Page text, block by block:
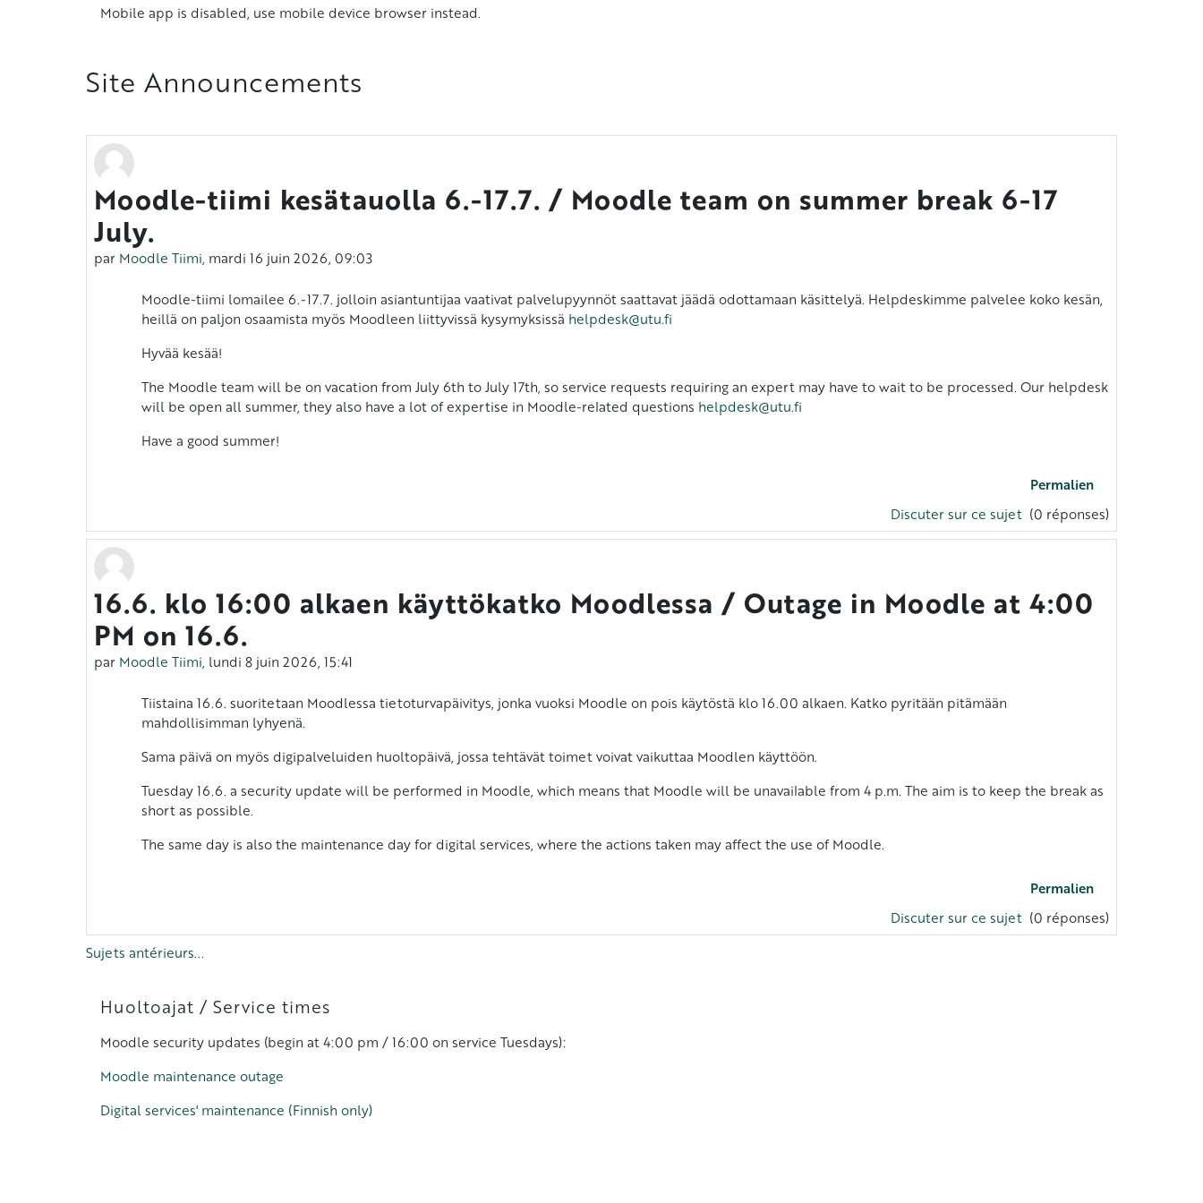
Mobile app is disabled, use mobile device browser instead.
Site Announcements
Moodle-tiimi kesätauolla 6.-17.7. / Moodle team on summer break 6-17
July.
par Moodle Tiimi, mardi 16 juin 2026, 09:03
Moodle-tiimi lomailee 6.-17.7. jolloin asiantuntijaa vaativat palvelupyynnöt saattavat jäädä odottamaan käsittelyä. Helpdeskimme palvelee koko kesän,
heillä on paljon osaamista myös Moodleen liittyvissä kysymyksissä helpdesk@utu.fi
Hyvää kesää!
The Moodle team will be on vacation from July 6th to July 17th, so service requests requiring an expert may have to wait to be processed. Our helpdesk
will be open all summer, they also have a lot of expertise in Moodle-related questions helpdesk@utu.fi
Have a good summer!
Permalien
Discuter sur ce sujet (0 réponses)
16.6. klo 16:00 alkaen käyttökatko Moodlessa / Outage in Moodle at 4:00
PM on 16.6.
par Moodle Tiimi, lundi 8 juin 2026, 15:41
Tiistaina 16.6. suoritetaan Moodlessa tietoturvapäivitys, jonka vuoksi Moodle on pois käytöstä klo 16.00 alkaen. Katko pyritään pitämään
mahdollisimman lyhyenä.
Sama päivä on myös digipalveluiden huoltopäivä, jossa tehtävät toimet voivat vaikuttaa Moodlen käyttöön.
Tuesday 16.6. a security update will be performed in Moodle, which means that Moodle will be unavailable from 4 p.m. The aim is to keep the break as
short as possible.
The same day is also the maintenance day for digital services, where the actions taken may affect the use of Moodle.
Permalien
Discuter sur ce sujet (0 réponses)
Sujets antérieurs...
Blocs
Huoltoajat / Service times
Moodle security updates (begin at 4:00 pm / 16:00 on service Tuesdays):
Moodle maintenance outage
Digital services' maintenance (Finnish only)